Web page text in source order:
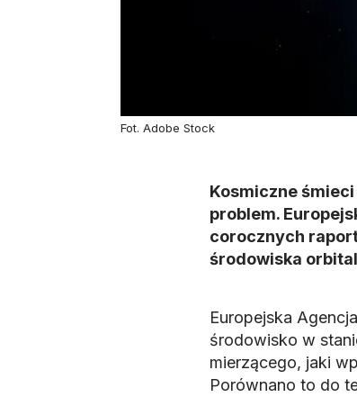
Fot. Adobe Stock
Kosmiczne
problem.
corocznych
środowiska
Europejska
środowisko w
mierzącego, jaki
Porównano to do